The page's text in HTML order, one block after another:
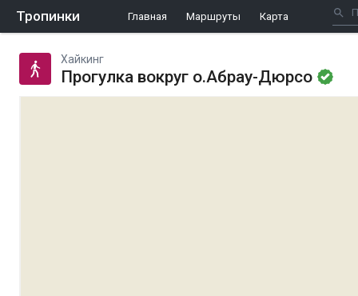
Тропинки Главная Маршруты Карта
Хайкинг
Прогулка вокруг о.Абрау-Дюрсо